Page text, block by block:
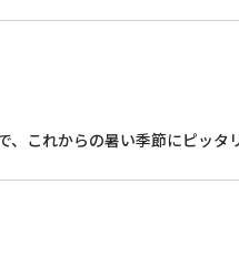
これからの暑い季節にピッタ